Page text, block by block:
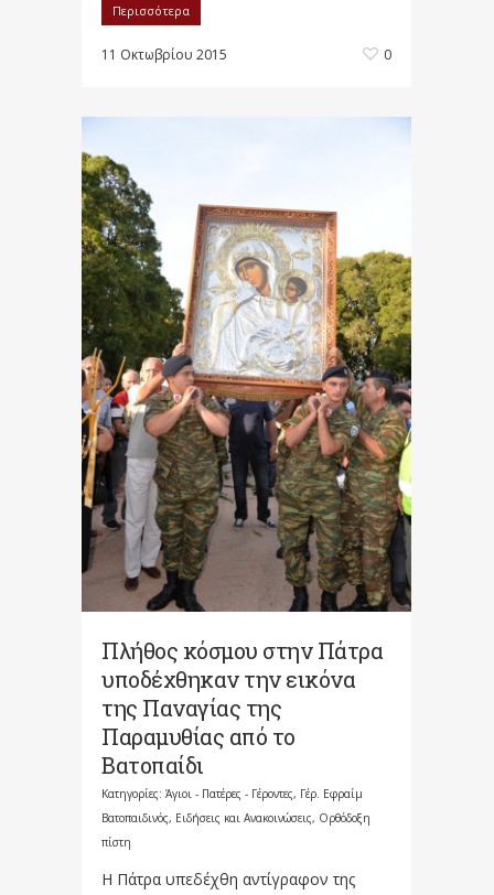
Περισσότερα
11 Οκτωβρίου 2015 0
Πλήθος κόσμου στην Πάτρα
υποδέχθηκαν την εικόνα
της Παναγίας της
Παραμυθίας από το
Βατοπαίδι
Κατηγορίες: Άγιοι - Πατέρες - Γέροντες, Γέρ. Εφραίμ
Βατοπαιδινός, Ειδήσεις και Ανακοινώσεις, Ορθόδοξη
πίστη
Η Πάτρα υπεδέχθη αντίγραφον της